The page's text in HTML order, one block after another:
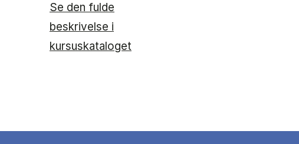
Se den fulde
beskrivelse i
kursuskataloget